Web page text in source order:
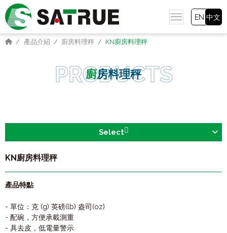
EN 中文
產品介紹 廚房料理秤 KN廚房料理秤
廚房料理秤
Select
KN廚房料理秤
產品特點
- 單位：克 (g) 英磅(lb) 盎司(oz)
- 配碗，方便承載測重
- 具去皮，低電量警示